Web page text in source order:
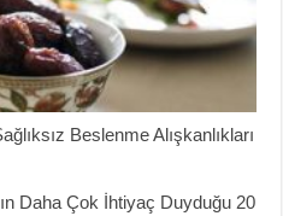
Beslenme Alışkanlıkları
Daha Çok İhtiyaç Duyduğu 20